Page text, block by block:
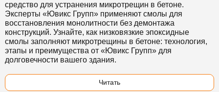
средство для устранения микротрещин в бетоне.
Эксперты «Ювикс Групп» применяют смолы для
восстановления монолитности без демонтажа
конструкций. Узнайте, как низковязкие эпоксидные
смолы заполняют микротрещины в бетоне: технология,
этапы и преимущества от «Ювикс Групп» для
долговечности вашего здания.
Читать